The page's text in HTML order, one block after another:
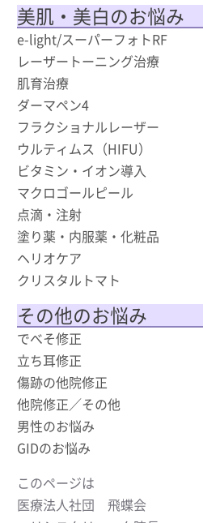
美肌・美白のお悩み
e-light/スーパーフォトRF
レーザートーニング治療
肌育治療
ダーマペン4
フラクショナルレーザー
ウルティムス（HIFU）
ビタミン・イオン導入
マクロゴールピール
点滴・注射
塗り薬・内服薬・化粧品
ヘリオケア
クリスタルトマト
その他のお悩み
でべそ修正
立ち耳修正
傷跡の他院修正
他院修正／その他
男性のお悩み
GIDのお悩み
このページは
医療法人社団 飛蝶会